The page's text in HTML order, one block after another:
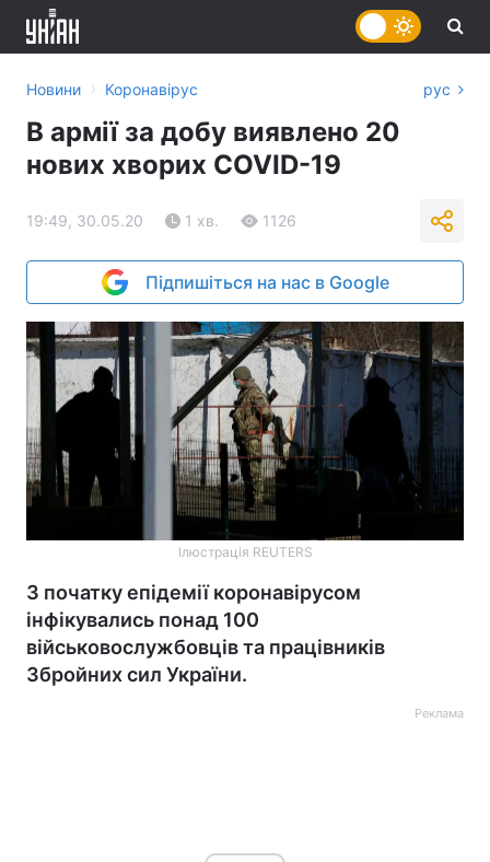
Новини › Коронавірус рус
В армії за добу виявлено 20
нових хворих COVID-19
19:49, 30.05.20 1 хв. 1126
Підпишіться на нас в Google
Ілюстрація REUTERS
З початку епідемії коронавірусом
інфікувались понад 100
військовослужбовців та працівників
Збройних сил України.
Реклама